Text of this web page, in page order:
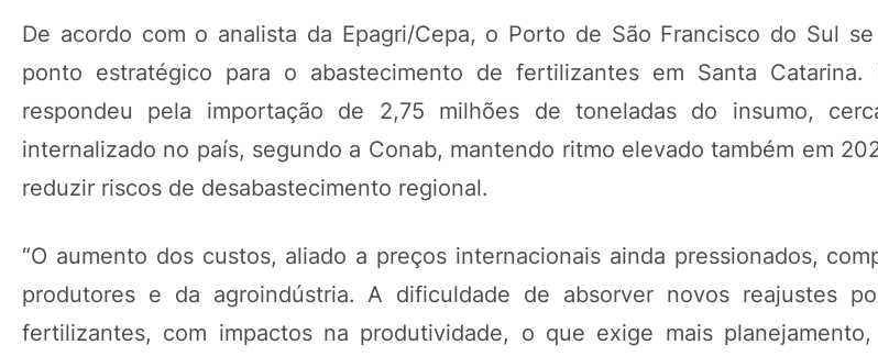
De acordo com o analista da Epagri/Cepa, o Porto de São Francisco do Sul
ponto estratégico para o abastecimento de fertilizantes em Santa
respondeu pela importação de 2,75 milhões de toneladas do insumo,
internalizado no país, segundo a Conab, mantendo ritmo elevado também em
reduzir riscos de desabastecimento regional.
“O aumento dos custos, aliado a preços internacionais ainda pressionados,
produtores e da agroindústria. A dificuldade de absorver novos reajustes
fertilizantes, com impactos na produtividade, o que exige mais